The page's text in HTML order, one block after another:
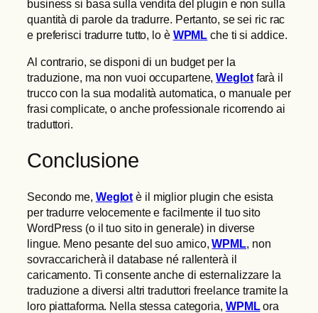
business si basa sulla vendita del plugin e non sulla
quantità di parole da tradurre. Pertanto, se sei ric rac
e preferisci tradurre tutto, lo è WPML che ti si addice.
Al contrario, se disponi di un budget per la
traduzione, ma non vuoi occupartene,Weglotfarà il
trucco con la sua modalità automatica, o manuale per
frasi complicate, o anche professionale ricorrendo ai
traduttori.
Conclusione
Secondo me, Weglot è il miglior plugin che esista
per tradurre velocemente e facilmente il tuo sito
WordPress (o il tuo sito in generale) in diverse
lingue. Meno pesante del suo amico,WPML, non
sovraccaricherà il database né rallenterà il
caricamento. Ti consente anche di esternalizzare la
traduzione a diversi altri traduttori freelance tramite la
loro piattaforma. Nella stessa categoria, WPMLora